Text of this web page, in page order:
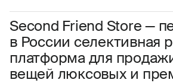
Second Friend Store —
в России селективная
платформа для
вещей люксовых и
Соглашаюсь с условиями
Даю согласие на получение рекламной